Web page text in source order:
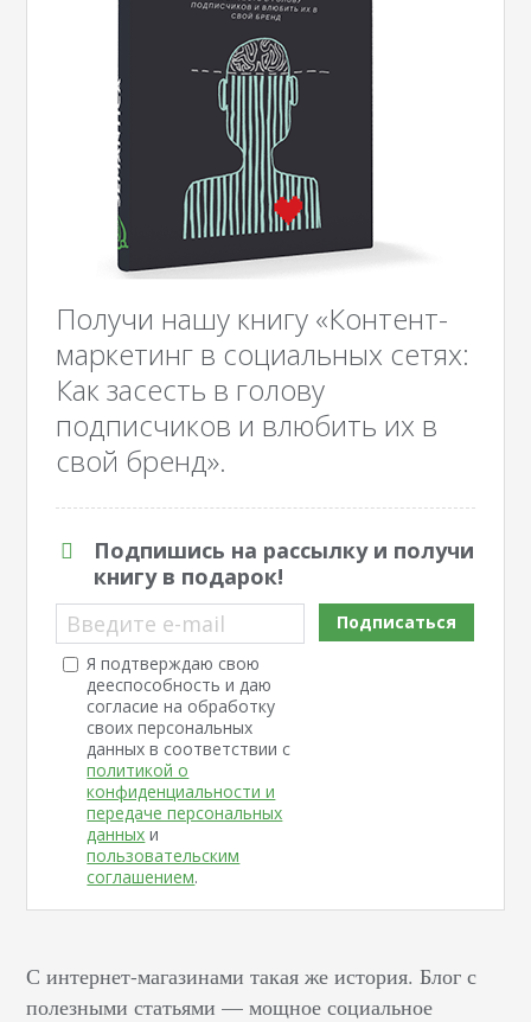
Получи нашу книгу «Контент-
маркетинг в социальных сетях:
Как засесть в голову
подписчиков и влюбить их в
свой бренд».
Подпишись на рассылку и получи
книгу в подарок!
Введите e-mail
Я подтверждаю свою
дееспособность и даю
согласие на обработку
своих персональных
данных в соответствии с
политикой о
конфиденциальности и
передаче персональных
данных и
пользовательским
соглашением.
Подписаться
С интернет-магазинами такая же история. Блог с
полезными статьями — мощное социальное